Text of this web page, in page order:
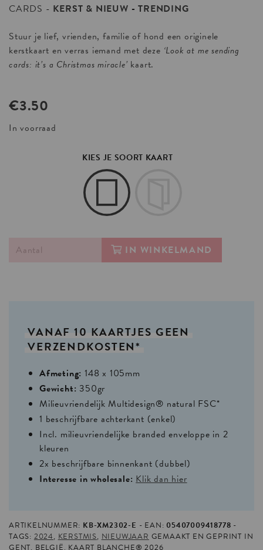
CARDS KERST & NIEUW
TRENDING
Stuur je lief, vrienden, familie of hond een originele
kerstkaart en verras iemand met deze ‘Look at me sending
cards: it’s a Christmas miracle’ kaart.
€3.50
In voorraad
KIES JE SOORT KAART
IN WINKELMAND
VANAF 10 KAARTJES GEEN
VERZENDKOSTEN*
Afmeting: 148 x 105mm
Gewicht: 350gr
Milieuvriendelijk Multidesign® natural FSC*
1 beschrijfbare achterkant (enkel)
Incl. milieuvriendelijke branded enveloppe in 2
kleuren
2x beschrijfbare binnenkant (dubbel)
Interesse in wholesale: Klik dan hier
ARTIKELNUMMER: KB-XM2302-E EAN: 05407009418778
TAGS: 2024, KERSTMIS, NIEUWJAAR GEMAAKT EN GEPRINT IN
GENT, BELGIË. KAART BLANCHE® 2026